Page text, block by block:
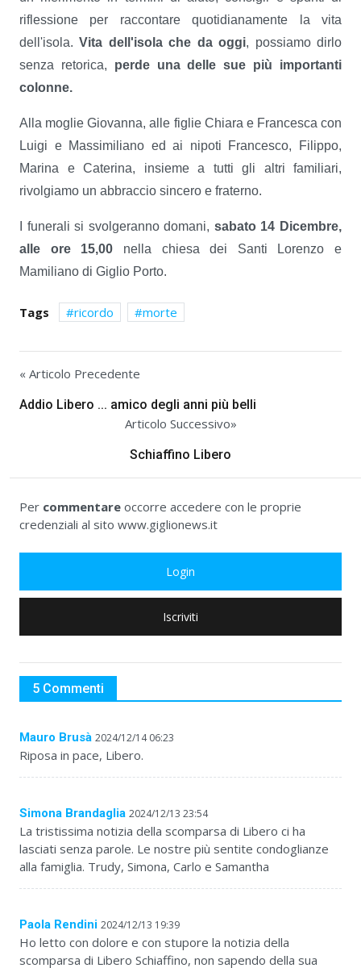
riflessione per raccontare quotidianamente la vita
dell'isola.Vita dell'isola che da oggi, possiamo dirlo
senza retorica, perde una delle sue più importanti
colonne.
Alla moglie Giovanna, alle figlie Chiara e Francesca con
Luigi e Massimiliano ed ai nipoti Francesco, Filippo,
Marina e Caterina, insieme a tutti gli altri familiari,
rivolgiamo un abbraccio sincero e fraterno.
I funerali si svolgeranno domani, sabato 14 Dicembre,
alle ore 15,00 nella chiesa dei Santi Lorenzo e
Mamiliano di Giglio Porto.
Tags ricordo morte
« Articolo Precedente
Addio Libero ... amico degli anni più belli
Articolo Successivo»
Schiaffino Libero
Per commentare occorre accedere con le proprie
credenziali al sito www.giglionews.it
Login
Iscriviti
5 Commenti
Mauro Brusà 2024/12/14 06:23
Riposa in pace, Libero.
Simona Brandaglia 2024/12/13 23:54
La tristissima notizia della scomparsa di Libero ci ha
lasciati senza parole. Le nostre più sentite condoglianze
alla famiglia. Trudy, Simona, Carlo e Samantha
Paola Rendini 2024/12/13 19:39
Ho letto con dolore e con stupore la notizia della
scomparsa di Libero Schiaffino, non sapendo della sua